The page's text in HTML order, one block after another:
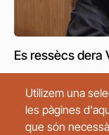
Es ressècs dera
Pòble:Bossòst
Data de
Utilizem una
les pàgines
que són